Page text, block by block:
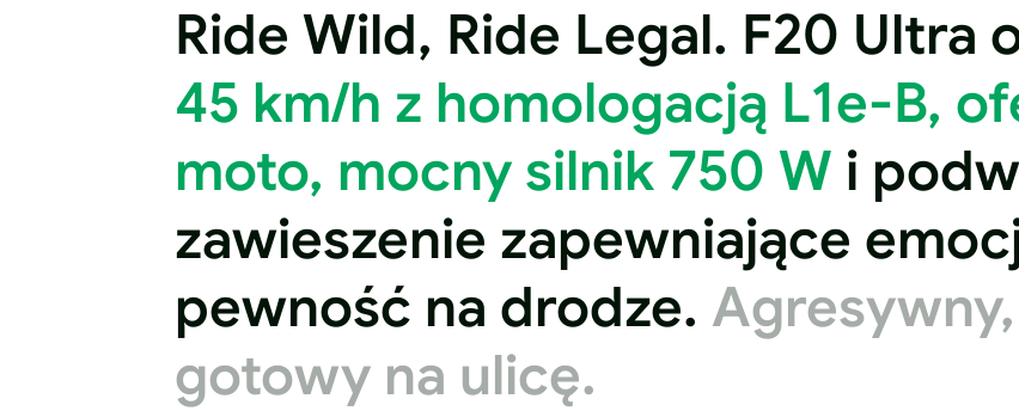
Ride Wild, Ride Legal. F20 Ultra
45 km/h z homologacją L1e-B,
moto, mocny silnik 750 W i
zawieszenie zapewniające
pewność na drodze.
gotowy na ulicę.